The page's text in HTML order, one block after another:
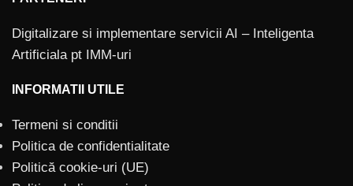
Digitalizare si implementare servicii AI – Inteligenta
Artificiala pt IMM-uri
INFORMATII UTILE
Termeni si conditii
Politica de confidentialitate
Politică cookie-uri (UE)